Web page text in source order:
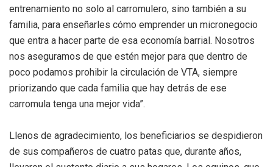
entrenamiento no solo al carromulero, sino también a su
familia, para enseñarles cómo emprender un micronegocio
que entra a hacer parte de esa economía barrial. Nosotros
nos aseguramos de que estén mejor para que dentro de
poco podamos prohibir la circulación de VTA, siempre
priorizando que cada familia que hay detrás de ese
carromula tenga una mejor vida”.
Llenos de agradecimiento, los beneficiarios se despidieron
de sus compañeros de cuatro patas que, durante años,